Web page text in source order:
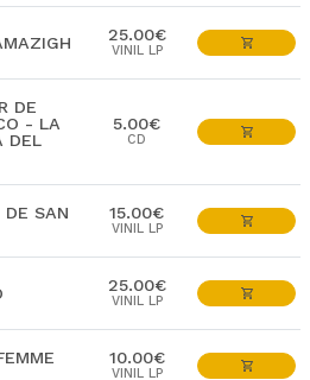
25.00€
VINIL LP
DE
- LA
DEL
5.00€
CD
DE SAN
15.00€
VINIL LP
25.00€
VINIL LP
10.00€
VINIL LP